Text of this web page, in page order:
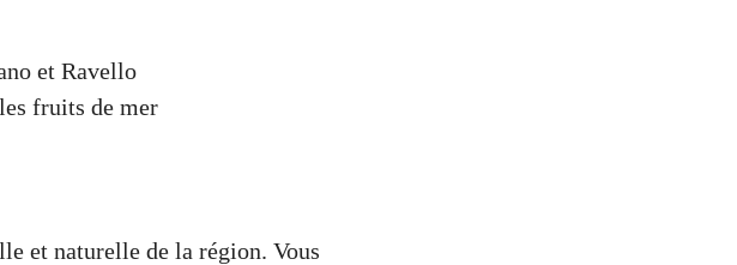
et Ravello
fruits de mer
et naturelle de la région. Vous